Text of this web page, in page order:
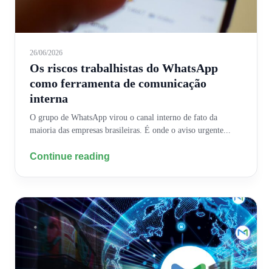
26/06/2026
Os riscos trabalhistas do WhatsApp
como ferramenta de comunicação
interna
O grupo de WhatsApp virou o canal interno de fato da
maioria das empresas brasileiras. É onde o aviso urgente...
Continue reading